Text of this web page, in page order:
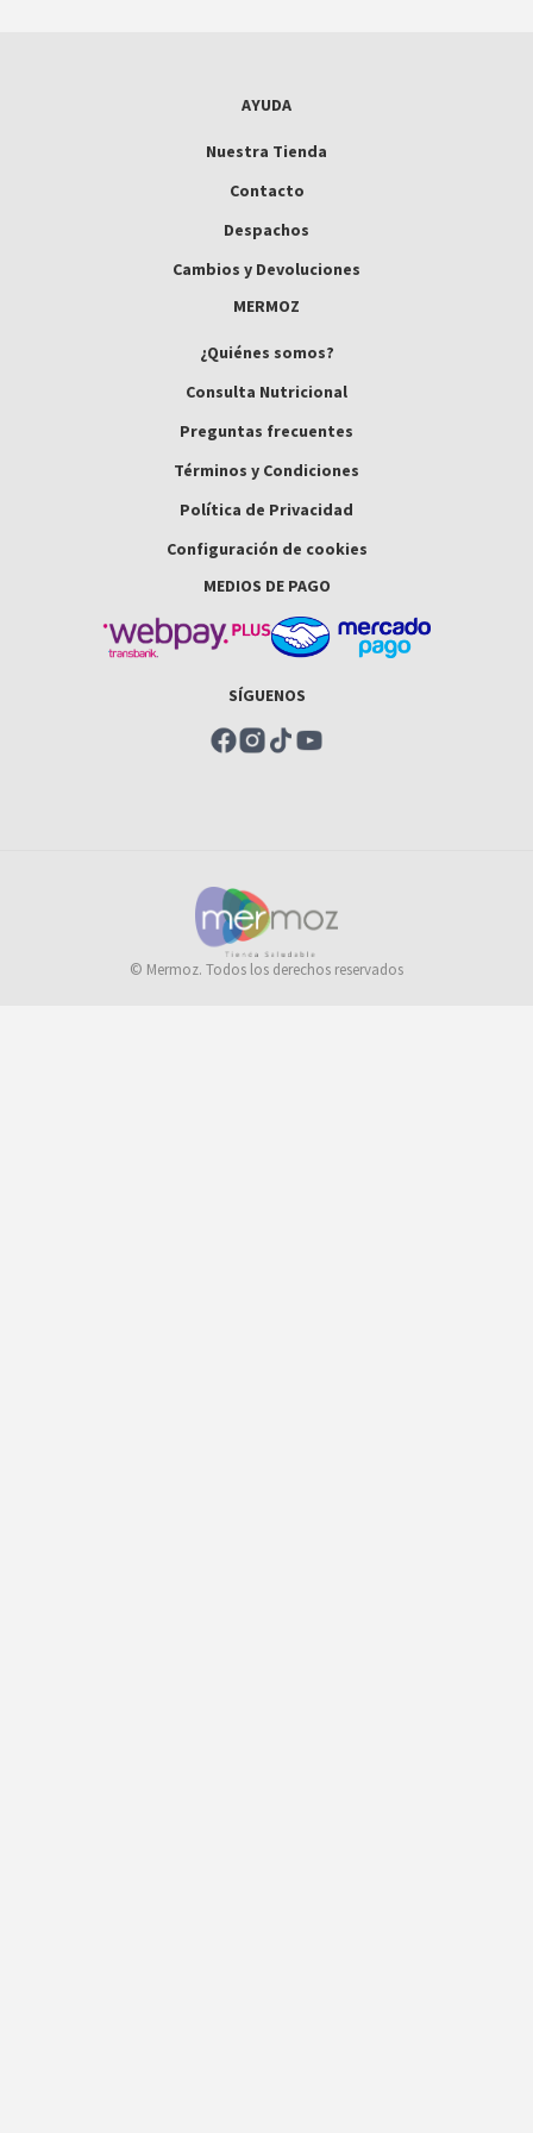
AYUDA
Nuestra Tienda
Contacto
Despachos
Cambios y Devoluciones
MERMOZ
¿Quiénes somos?
Consulta Nutricional
Preguntas frecuentes
Términos y Condiciones
Política de Privacidad
Configuración de cookies
MEDIOS DE PAGO
SÍGUENOS
© Mermoz. Todos los derechos reservados